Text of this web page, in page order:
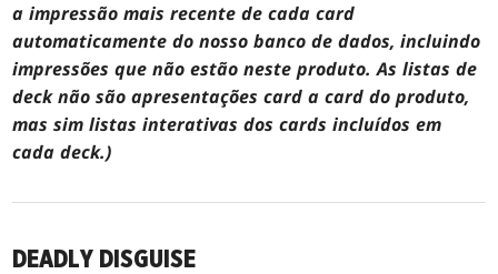
a impressão mais recente de cada card
automaticamente do nosso banco de dados, incluindo
impressões que não estão neste produto. As listas de
deck não são apresentações card a card do produto,
mas sim listas interativas dos cards incluídos em
cada deck.)
DEADLY DISGUISE